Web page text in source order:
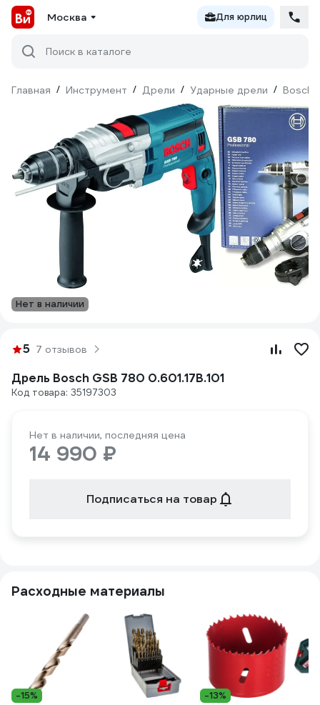
Москва Для юрлиц
Поиск в каталоге
Главная / Инструмент / Дрели / Ударные дрели / Bosch
Нет в наличии
5 7 отзывов
Дрель Bosch GSB 780 0.601.17B.101
Код товара: 35197303
Нет в наличии, последняя цена
14 990 ₽
Подписаться на товар
Расходные материалы
-15% -13%